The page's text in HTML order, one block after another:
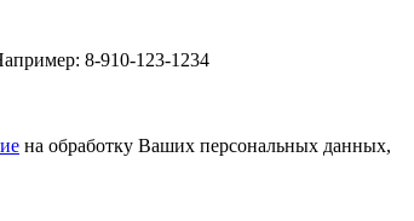
8-910-123-1234
на обработку Ваших персональных данных,